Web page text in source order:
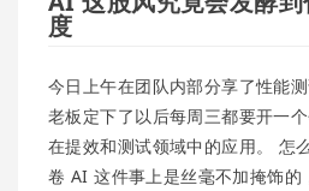
度
今日上午在团队内部分享了性能
老板定下了以后每周三都要开一
在提效和测试领域中的应用。 怎
卷 AI 这件事上是丝毫不加掩饰的